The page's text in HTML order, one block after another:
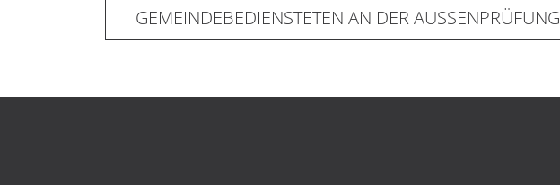
GEMEINDEBEDIENSTETEN AN DER AUSSENPRÜFUNG